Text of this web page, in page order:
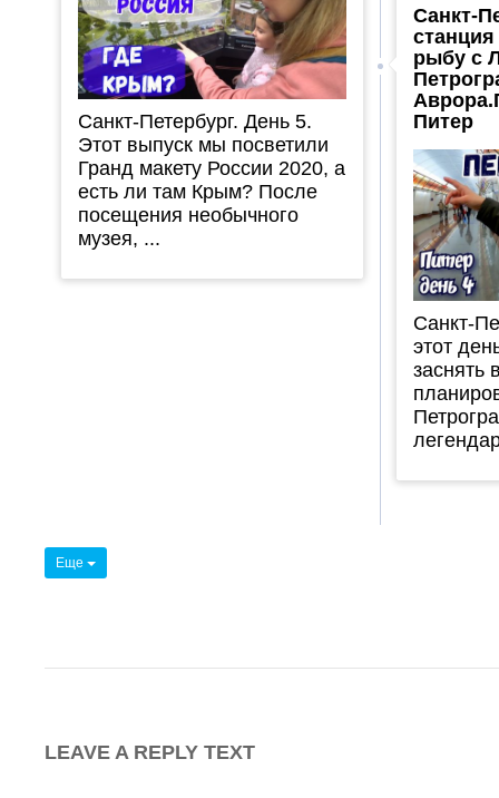
Санкт-Петербург. День 5.
Этот выпуск мы посветили
Гранд макету России 2020, а
есть ли там Крым? После
посещения необычного
музея, ...
Санкт-
рыбу с
Питер
Санкт-
этот
заснять
Еще
LEAVE A REPLY TEXT